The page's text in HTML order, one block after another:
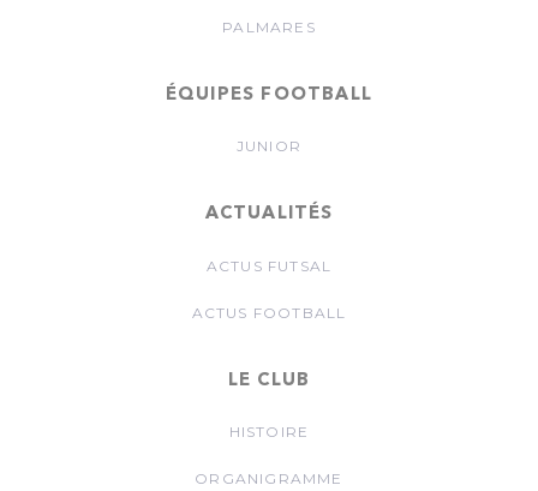
PALMARES
ÉQUIPES FOOTBALL
JUNIOR
ACTUALITÉS
ACTUS FUTSAL
ACTUS FOOTBALL
LE CLUB
HISTOIRE
ORGANIGRAMME